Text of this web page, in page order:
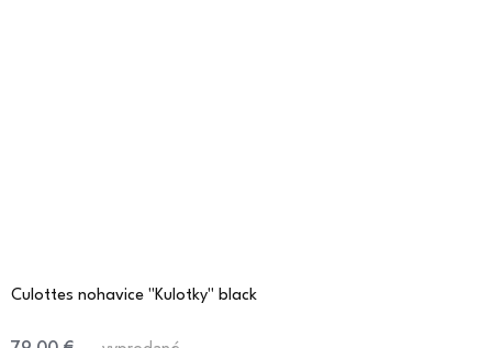
Culottes nohavice "Kulotky" black